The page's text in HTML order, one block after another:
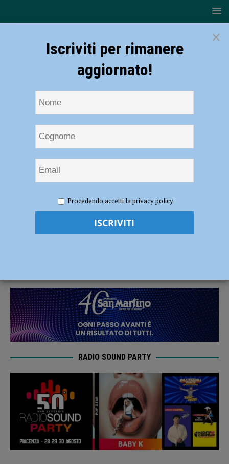
“Improvvisamente, nel Bosco”, esperienza formativa il 15 e 16 marzo
“Improvvisamente, nel Bosco”,
RADIO SOUND PARTY
×
Iscriviti per rimanere
aggiornato!
Procedendo accetti la privacy policy